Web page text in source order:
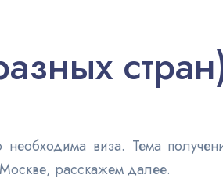
виза. Тема
расскажем далее.